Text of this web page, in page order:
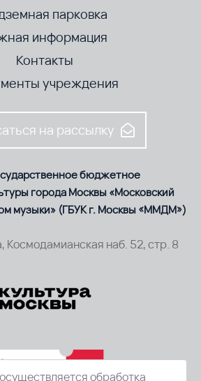
парковка
информация
Контакты
учреждения
на рассылку
бюджетное
города Москвы «Московский
музыки» (ГБУК г. Москвы «ММДМ»)
Космодамианская наб. 52, стр. 8
обработка